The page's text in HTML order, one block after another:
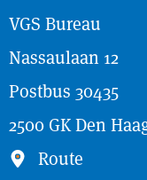
VGS Bureau
Nassaulaan 12
Postbus 30435
2500 GK Den
Route